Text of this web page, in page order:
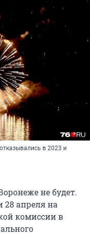
в 2023 и
не будет.
28 апреля на
комиссии в